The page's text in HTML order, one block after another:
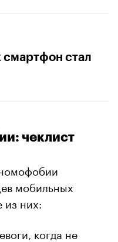
смартфон стал
чеклист
мобильных
из них:
когда не